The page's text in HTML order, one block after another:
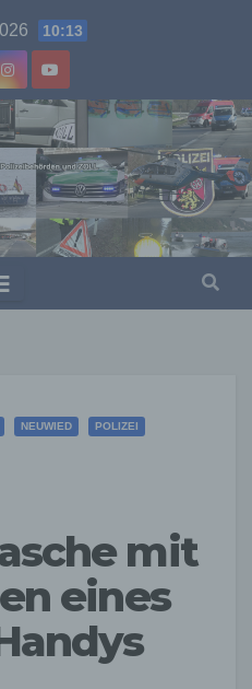
10:13
NEUWIED POLIZEI
mit
eines